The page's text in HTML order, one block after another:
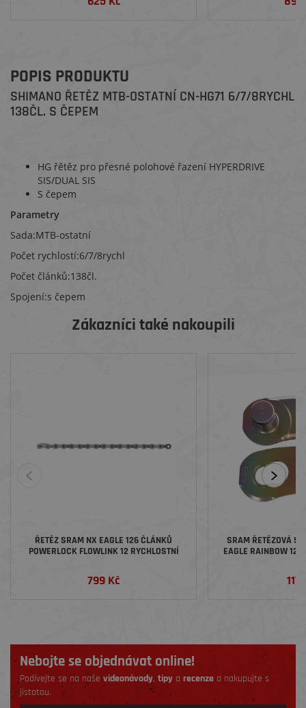
POPIS PRODUKTU
SHIMANO ŘETĚZ MTB-OSTATNÍ CN-HG71 6/7/8RYCHL
138ČL. S ČEPEM
HG řětěz pro přesné polohové řazení HYPERDRIVE
SIS/DUAL SIS
S čepem
Parametry
Sada:MTB-ostatní
Počet rychlostí:6/7/8rychl
Počet článků:138čl.
Spojení:s čepem
Zákazníci také nakoupili
ŘETĚZ SRAM NX EAGLE 126 ČLÁNKŮ
POWERLOCK FLOWLINK 12 RYCHLOSTNÍ
799 Kč
SRAM ŘETĚZOVÁ
EAGLE RAINBOW 12
117
Nebojte se objednávat online!
Podívejte se na naše videonávody,tipy a recenzea nakupujte s
jistotou.